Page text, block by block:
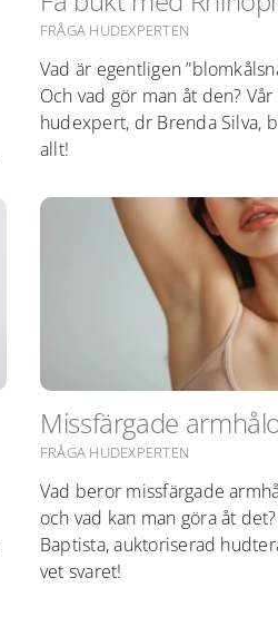
FRÅGA HUDEXPERTEN
Vad är egentligen
Och vad gör man åt den? Vår
hudexpert, dr Brenda Silva,
allt!
Missfärgade
FRÅGA HUDEXPERTEN
Vad beror missfärgade
och vad kan man göra åt
Baptista, auktoriserad
vet svaret!